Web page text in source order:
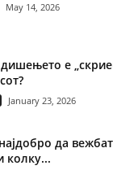
May 14, 2026
е
January 23, 2026
да
колку...